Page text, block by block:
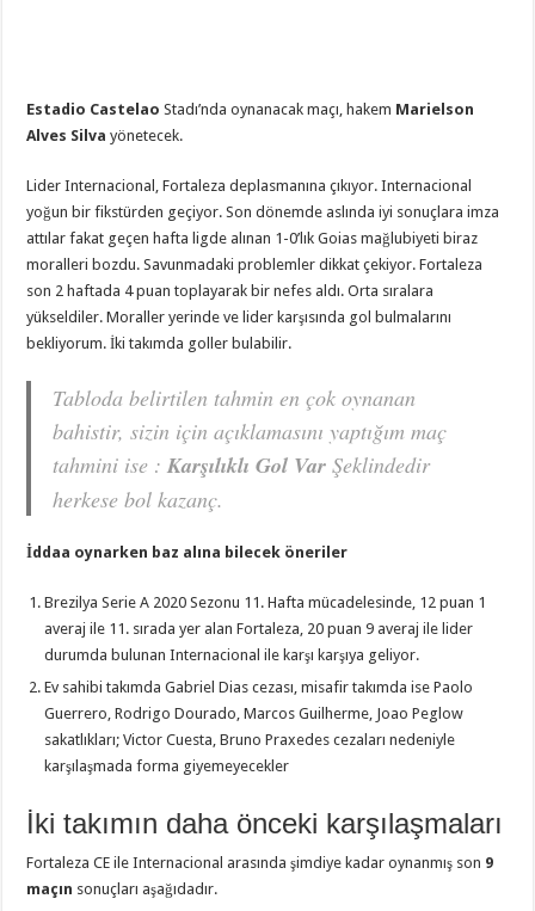
Estadio Castelao Stadı’nda oynanacak maçı, hakem Marielson
Alves Silva yönetecek.
Lider Internacional, Fortaleza deplasmanına çıkıyor. Internacional
yoğun bir fikstürden geçiyor. Son dönemde aslında iyi sonuçlara imza
attılar fakat geçen hafta ligde alınan 1-0’lık Goias mağlubiyeti biraz
moralleri bozdu. Savunmadaki problemler dikkat çekiyor. Fortaleza
son 2 haftada 4 puan toplayarak bir nefes aldı. Orta sıralara
yükseldiler. Moraller yerinde ve lider karşısında gol bulmalarını
bekliyorum. İki takımda goller bulabilir.
Tabloda belirtilen tahmin en çok oynanan
bahistir, sizin için açıklamasını yaptığım maç
tahmini ise :Karşılıklı Gol VarŞeklindedir
herkese bol kazanç.
İddaa oynarken baz alına bilecek öneriler
Brezilya Serie A 2020 Sezonu 11. Hafta mücadelesinde, 12 puan 1
averaj ile 11. sırada yer alan Fortaleza, 20 puan 9 averaj ile lider
durumda bulunan Internacional ile karşı karşıya geliyor.
Ev sahibi takımda Gabriel Dias cezası, misafir takımda ise Paolo
Guerrero, Rodrigo Dourado, Marcos Guilherme, Joao Peglow
sakatlıkları; Victor Cuesta, Bruno Praxedes cezaları nedeniyle
karşılaşmada forma giyemeyecekler
İki takımın daha önceki karşılaşmaları
Fortaleza CE ile Internacional arasında şimdiye kadar oynanmış son 9
maçın sonuçları aşağıdadır.